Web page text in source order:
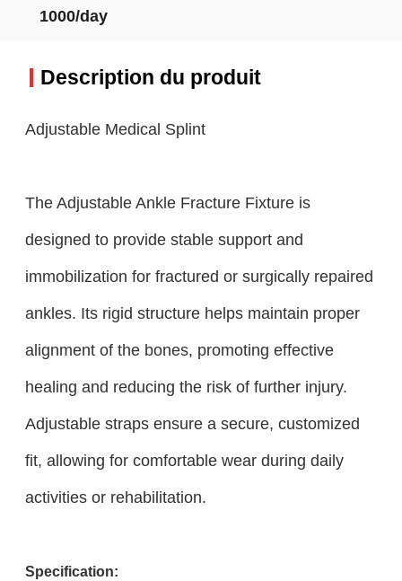
1000/day
Description du produit
Adjustable Medical Splint
The Adjustable Ankle Fracture Fixture is
designed to provide stable support and
immobilization for fractured or surgically repaired
ankles. Its rigid structure helps maintain proper
alignment of the bones, promoting effective
healing and reducing the risk of further injury.
Adjustable straps ensure a secure, customized
fit, allowing for comfortable wear during daily
activities or rehabilitation.
Specification: